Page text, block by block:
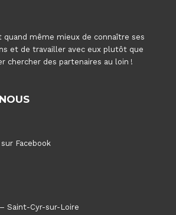
quand même mieux de connaître ses
et de travailler avec eux plutôt que
chercher des partenaires au loin !
Saint-Cyr-sur-Loire